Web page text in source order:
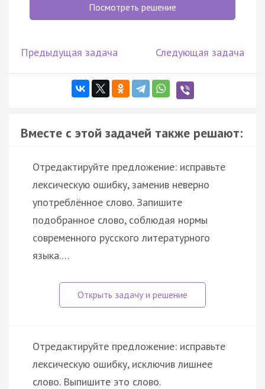
Посмотреть решение
Предыдущая задача Следующая задача
Вместе с этой задачей также решают:
Отредактируйте предложение: исправьте
лексическую ошибку, заменив неверно
употреблённое слово. Запишите
подобранное слово, соблюдая нормы
современного русского литературного
языка.…
Отредактируйте предложение: исправьте
лексическую ошибку, исключив лишнее
слово. Выпишите это слово.